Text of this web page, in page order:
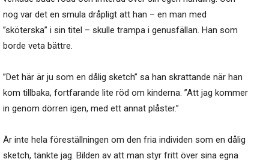
nog var det en smula dråpligt att han – en man med
”sköterska” i sin titel – skulle trampa i genusfällan. Han som
borde veta bättre.
”Det här är ju som en dålig sketch” sa han skrattande när han
kom tillbaka, fortfarande lite röd om kinderna. ”Att jag kommer
in genom dörren igen, med ett annat plåster.”
Är inte hela föreställningen om den fria individen som en dålig
sketch, tänkte jag. Bilden av att man styr fritt över sina egna